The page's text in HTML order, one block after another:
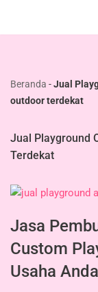
Lompat
Beranda -Jual
outdoor terdekat
Jual Playground
Terdekat
Jasa
Custom
Usaha Anda